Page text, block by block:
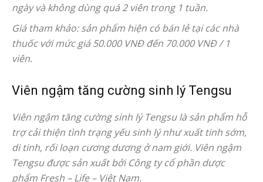
ngày và không dùng quá 2 viên trong 1 tuần.
Giá tham khảo: sản phẩm hiện có bán lẻ tại các nhà
thuốc với mức giá 50.000 VNĐ đến 70.000 VNĐ / 1
viên.
Viên ngậm tăng cường sinh lý Tengsu
Viên ngậm tăng cường sinh lý Tengsu là sản phẩm hỗ
trợ cải thiện tình trạng yếu sinh lý như xuất tinh sớm,
di tinh, rối loạn cương dương ở nam giới. Viên ngậm
Tengsu được sản xuất bởi Công ty cổ phần dược
phẩm Fresh – Life – Việt Nam.